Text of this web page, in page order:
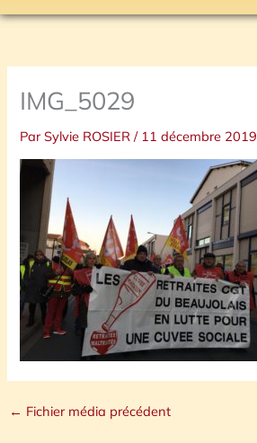
IMG_5029
ParSylvie ROSIER/ 11 décembre 2019
← Fichier média précédent